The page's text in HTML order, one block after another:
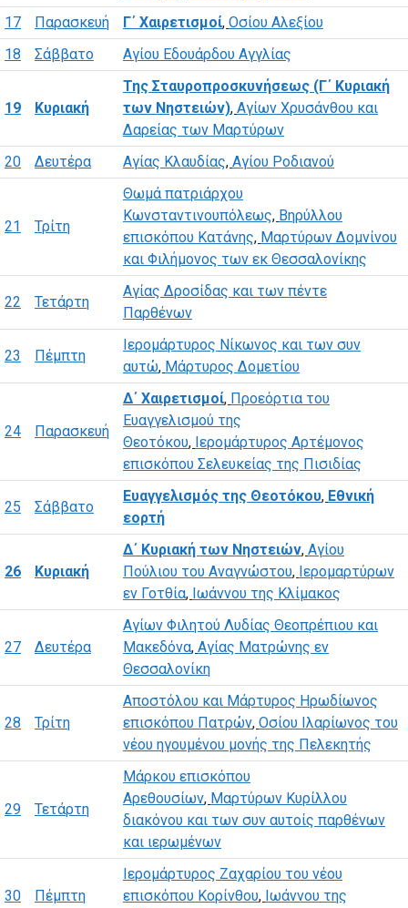
17
Παρασκευή Γ΄ Χαιρετισμοί, Οσίου Αλεξίου
18
Σάββατο Αγίου Εδουάρδου Αγγλίας
19 Κυριακή
Της Σταυροπροσκυνήσεως (Γ΄ Κυριακή
των Νηστειών), Αγίων Χρυσάνθου και
Δαρείας των Μαρτύρων
20
Δευτέρα Αγίας Κλαυδίας, Αγίου Ροδιανού
21 Τρίτη
Θωμά πατριάρχου
Κωνσταντινουπόλεως, Βηρύλλου
επισκόπου Κατάνης, Μαρτύρων Δομνίνου
και Φιλήμονος των εκ Θεσσαλονίκης
22 Τετάρτη
Αγίας Δροσίδας και των πέντε
Παρθένων
23 Πέμπτη
Ιερομάρτυρος Νίκωνος και των συν
αυτώ, Μάρτυρος Δομετίου
24 Παρασκευή
Δ΄ Χαιρετισμοί, Προεόρτια του
Ευαγγελισμού της
Θεοτόκου, Ιερομάρτυρος Αρτέμονος
επισκόπου Σελευκείας της Πισιδίας
25 Σάββατο
Ευαγγελισμός της Θεοτόκου, Εθνική
εορτή
26 Κυριακή
Δ΄ Κυριακή των Νηστειών, Αγίου
Πούλιου του Αναγνώστου, Ιερομαρτύρων
εν Γοτθία, Ιωάννου της Κλίμακος
27 Δευτέρα
Αγίων Φιλητού Λυδίας Θεοπρέπιου και
Μακεδόνα, Αγίας Ματρώνης εν
Θεσσαλονίκη
28 Τρίτη
Αποστόλου και Μάρτυρος Ηρωδίωνος
επισκόπου Πατρών, Οσίου Ιλαρίωνος του
νέου ηγουμένου μονής της Πελεκητής
29 Τετάρτη
Μάρκου επισκόπου
Αρεθουσίων, Μαρτύρων Κυρίλλου
διακόνου και των συν αυτοίς παρθένων
και ιερωμένων
30 Πέμπτη
Ιερομάρτυρος Ζαχαρίου του νέου
επισκόπου Κορίνθου, Ιωάννου της